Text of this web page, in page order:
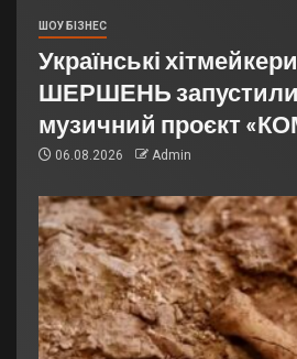
ШОУ БІЗНЕС
Українські хітмейкери
ШЕРШЕНЬ запустили
музичний проєкт
06.08.2026 Admin